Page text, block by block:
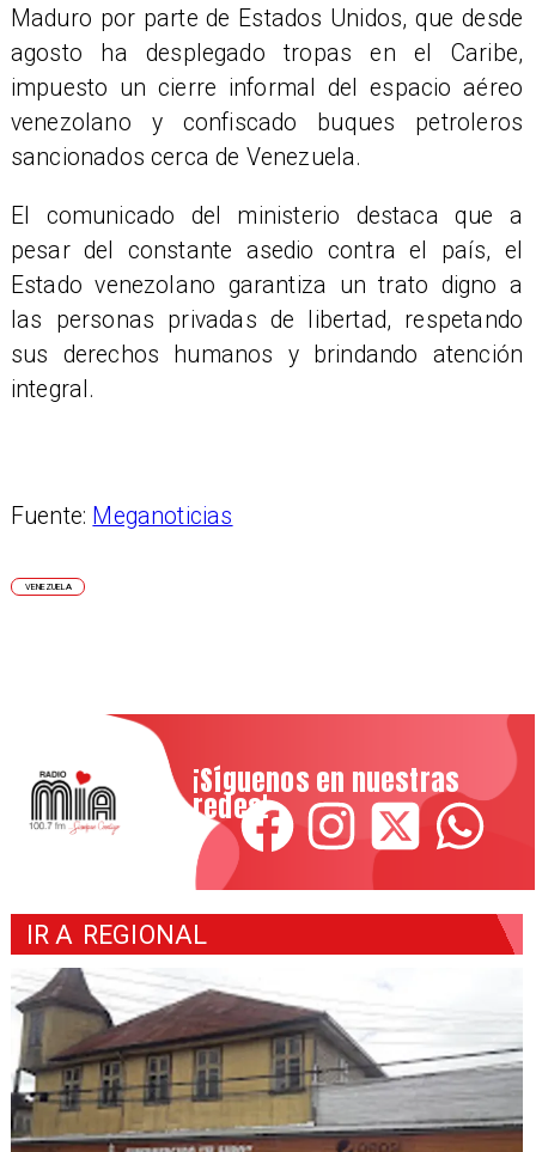
Maduro por parte de Estados Unidos, que desde
agosto ha desplegado tropas en el Caribe,
impuesto un cierre informal del espacio aéreo
venezolano y confiscado buques petroleros
sancionados cerca de Venezuela.
El comunicado del ministerio destaca que a
pesar del constante asedio contra el país, el
Estado venezolano garantiza un trato digno a
las personas privadas de libertad, respetando
sus derechos humanos y brindando atención
integral.
Fuente: Meganoticias
VENEZUELA
¡Síguenos en nuestras
redes!
IR A REGIONAL